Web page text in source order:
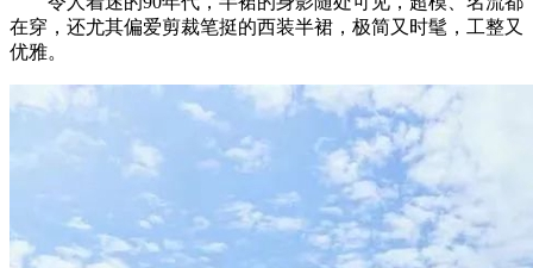
在穿，还尤其偏爱剪裁笔挺的西装半裙，极简又时髦，工整又
优雅。